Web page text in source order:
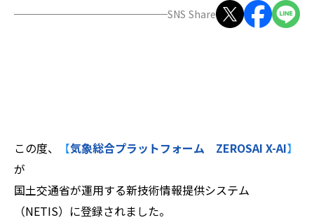
すべて
気象お役立ち情報 SNS Share
この度、 【気象総合プラットフォーム ZEROSAI X-AI】
が
国土交通省が運用する新技術情報提供システム
（NETIS）に登録されました。